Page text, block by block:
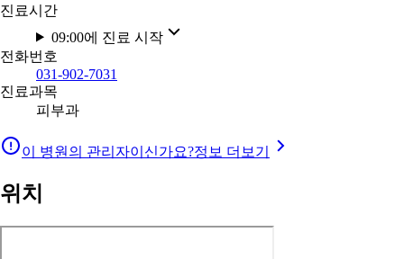
진료시간
09:00에 진료 시작
전화번호
031-902-7031
진료과목
피부과
이 병원의 관리자이신가요?정보 더보기
위치